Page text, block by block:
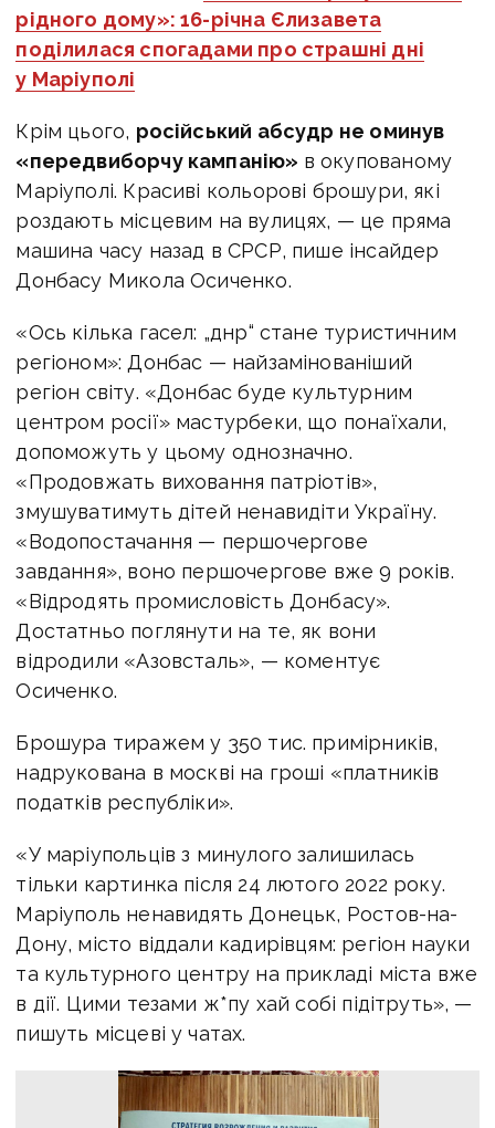
рідного дому»: 16-річна Єлизавета
поділилася спогадами про страшні дні
у Маріуполі
Крім цього, російський абсудр не оминув
«передвиборчу кампанію» в окупованому
Маріуполі. Красиві кольорові брошури, які
роздають місцевим на вулицях, — це пряма
машина часу назад в СРСР, пише інсайдер
Донбасу Микола Осиченко.
«Ось кілька гасел: „днр“ стане туристичним
регіоном»: Донбас — найзамінованіший
регіон світу. «Донбас буде культурним
центром росії» мастурбеки, що понаїхали,
допоможуть у цьому однозначно.
«Продовжать виховання патріотів»,
змушуватимуть дітей ненавидіти Україну.
«Водопостачання — першочергове
завдання», воно першочергове вже 9 років.
«Відродять промисловість Донбасу».
Достатньо поглянути на те, як вони
відродили «Азовсталь», — коментує
Осиченко.
Брошура тиражем у 350 тис. примірників,
надрукована в москві на гроші «платників
податків республіки».
«У маріупольців з минулого залишилась
тільки картинка після 24 лютого 2022 року.
Маріуполь ненавидять Донецьк, Ростов-на-
Дону, місто віддали кадирівцям: регіон науки
та культурного центру на прикладі міста вже
в дії. Цими тезами ж*пу хай собі підітруть», —
пишуть місцеві у чатах.